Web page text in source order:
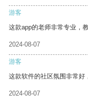
游客
这款app的老师非常专业，
2024-08-07
游客
这款软件的社区氛围非常好
2024-08-07